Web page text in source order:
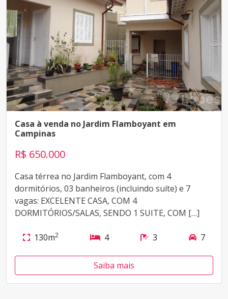
Casa à venda no Jardim Flamboyant em
Campinas
R$ 650.000
Casa térrea no Jardim Flamboyant, com 4
dormitórios, 03 banheiros (incluindo suíte) e 7
vagas: EXCELENTE CASA, COM 4
DORMITÓRIOS/SALAS, SENDO 1 SUITE, COM […]
130m2 4 3 7
Saiba mais